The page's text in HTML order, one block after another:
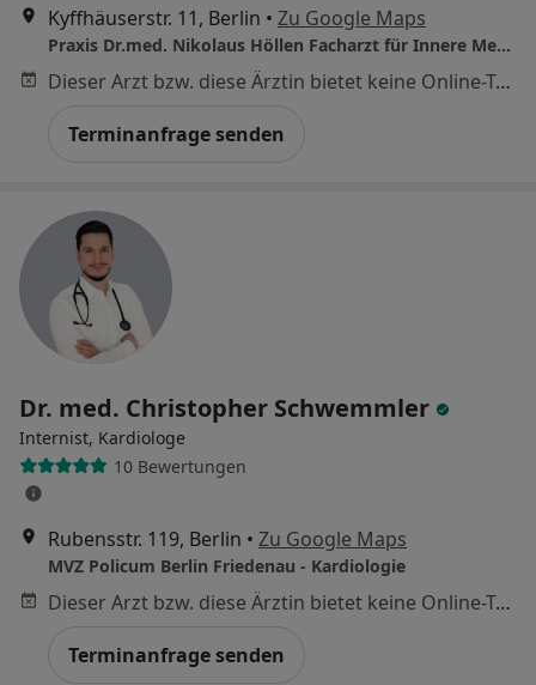
Kyffhäuserstr. 11, Berlin • Zu Google Maps
Praxis Dr.med. Nikolaus Höllen Facharzt für Innere Medizin
Dieser Arzt bzw. diese Ärztin bietet keine Online-Terminbuchung an diesem Standort an.
Terminanfrage senden
Dr. med. Christopher Schwemmler
Internist, Kardiologe
10 Bewertungen
Rubensstr. 119, Berlin • Zu Google Maps
MVZ Policum Berlin Friedenau - Kardiologie
Dieser Arzt bzw. diese Ärztin bietet keine Online-Terminbuchung an diesem Standort an.
Terminanfrage senden